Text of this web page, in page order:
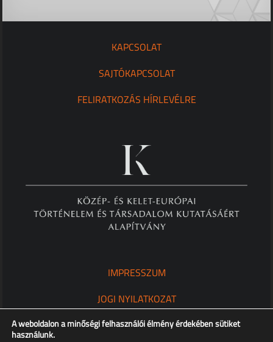
KAPCSOLAT
SAJTÓKAPCSOLAT
FELIRATKOZÁS HÍRLEVÉLRE
IMPRESSZUM
JOGI NYILATKOZAT
ADATKEZELÉSI TÁJÉKOZTATÓ
A weboldalon a minőségi felhasználói élmény érdekében sütiket
használunk.